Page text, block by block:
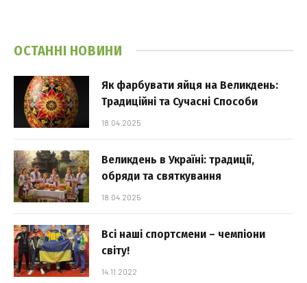
ОСТАННІ НОВИНИ
Як фарбувати яйця на Великдень:
Традиційні та Сучасні Способи
18.04.2025
Великдень в Україні: традиції,
обряди та святкування
18.04.2025
Всі наші спортсмени – чемпіони
світу!
14.11.2022